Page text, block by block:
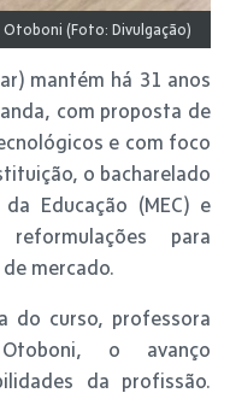
(Foto: Divulgação)
mantém há 31 anos
com proposta de
e com foco
o bacharelado
Educação (MEC) e
para
mercado.
do curso, professora
o avanço
da profissão.